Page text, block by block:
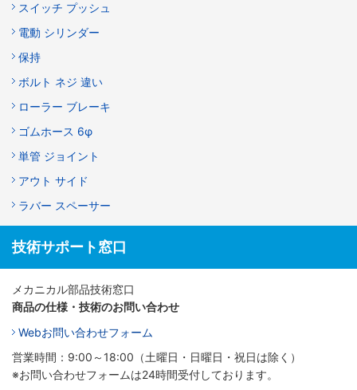
スイッチ プッシュ
電動 シリンダー
保持
ボルト ネジ 違い
ローラー ブレーキ
ゴムホース 6φ
単管 ジョイント
アウト サイド
ラバー スペーサー
技術サポート窓口
メカニカル部品技術窓口
商品の仕様・技術のお問い合わせ
Webお問い合わせフォーム
営業時間：9:00～18:00（土曜日・日曜日・祝日は除く）
※お問い合わせフォームは24時間受付しております。